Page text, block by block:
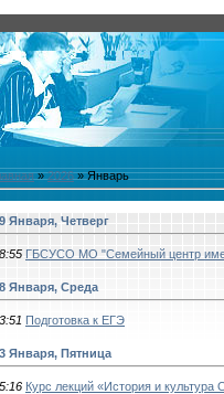
»2026 » Январь
Января, Четверг
ГБСУСО МО "Семейный центр
Января, Среда
Подготовка к ЕГЭ
Января, Пятница
Курс лекций «История и культура